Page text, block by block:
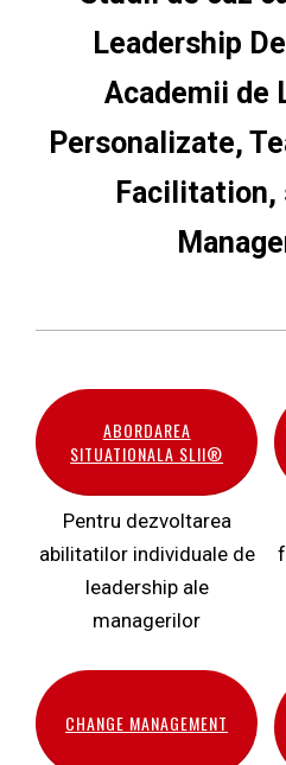
Leadership
Academii de
Personalizate,
Facilitation,
ABORDAREA
SITUATIONALA SLII®
Pentru dezvoltarea
abilitatilor individuale de
leadership ale
managerilor
CHANGE MANAGEMENT